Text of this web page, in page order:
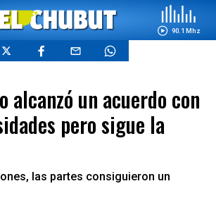
90.1 Mhz
alcanzó un acuerdo con
pero sigue la
las partes consiguieron un